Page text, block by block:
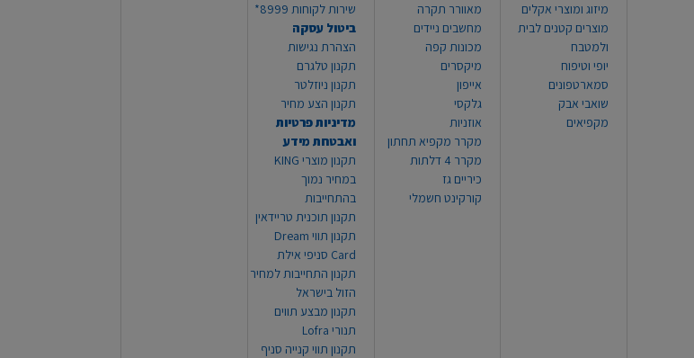
מיזוג ומוצרי אקלים
מוצרים קטנים לבית
ולמטבח
יופי וטיפוח
סמארטפונים
שואבי אבק
מקפיאים
מאוורר תקרה
מחשבים ניידים
מכונות קפה
מיקסרים
אייפון
גלקסי
אוזניות
מקרר מקפיא תחתון
מקרר 4 דלתות
כיריים גז
קורקינט חשמלי
שירות לקוחות 8999*
ביטול עסקה
הצהרת נגישות
תקנון טלגרם
תקנון ניוזלטר
תקנון הצע מחיר
מדיניות פרטיות
ואבטחת מידע
תקנון מוצרי KING
במחיר נמוך
בהתחייבות
תקנון תוכנית טריידאין
תקנון תווי Dream
Card סניפי אילת
תקנון התחייבות למחיר
הזול בישראל
תקנון מבצע תווים
תנורי Lofra
תקנון תווי קנייה סניף